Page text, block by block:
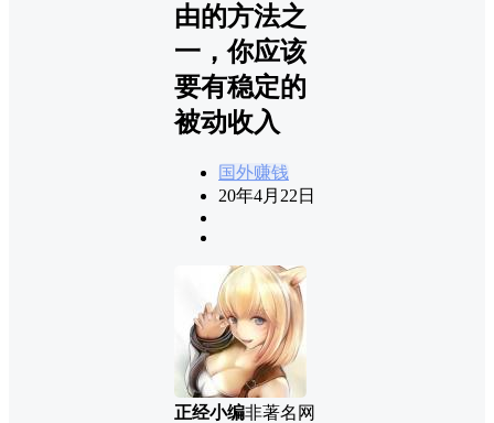
由的方法之
一，你应该
要有稳定的
被动收入
国外赚钱
20年4月22日
正经小编非著名网